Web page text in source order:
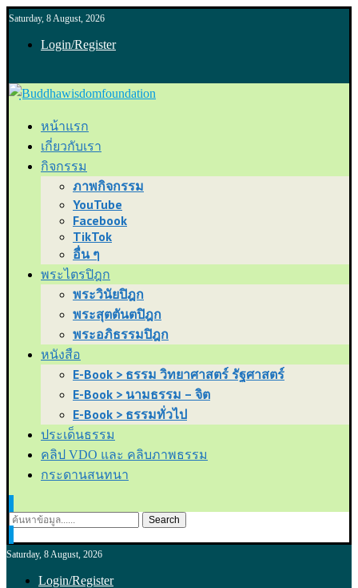
Saturday, 8 August, 2026
Login/Register
หน้าแรก
เกี่ยวกับเรา
กิจกรรม
ภาพกิจกรรม
YouTube
Facebook
TikTok
อื่น ๆ
พระไตรปิฎก
พระวินัยปิฎก
พระสุตตันตปิฎก
พระอภิธรรมปิฎก
หนังสือ
E-Book > ธรรม วิทยาศาสตร์ รัฐศาสตร์
E-Book > นามธรรม – จิต
E-Book > ธรรมทั่วไป
ประเด็นธรรม
คลิป VDO และ คลิบภาพธรรม
กระดานสนทนา
Search
Saturday, 8 August, 2026
Login/Register